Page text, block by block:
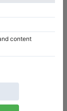
,Petrof